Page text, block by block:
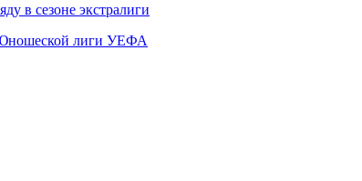
в сезоне экстралиги
лиги УЕФА